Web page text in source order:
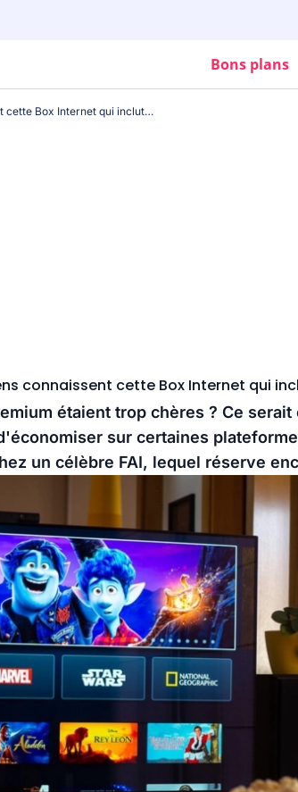
Bons plans
Peu de gens connaissent cette Box Internet qui inclut Disney+ pour moins d’un euro.
connaissent cette Box Internet qui
étaient trop chères ? Ce
sur certaines
un célèbre FAI, lequel réserve